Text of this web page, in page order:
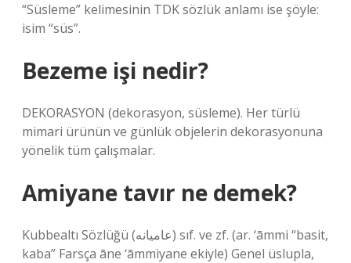
“Süsleme” kelimesinin TDK sözlük anlamı ise şöyle:
isim “süs”.
Bezeme işi nedir?
DEKORASYON (dekorasyon, süsleme). Her türlü
mimari ürünün ve günlük objelerin dekorasyonuna
yönelik tüm çalışmalar.
Amiyane tavır ne demek?
Kubbealtı Sözlüğü (ﻋﺎﻣﻴﺎﻧﻪ) sıf. ve zf. (ar. ‘āmmі “basit,
kaba” Farsça āne ‘āmmiyane ekiyle) Genel üslupla,